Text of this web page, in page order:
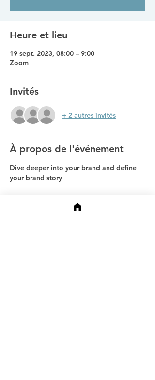
Heure et lieu
19 sept. 2023, 08:00 – 9:00
Zoom
Invités
+ 2 autres invités
À propos de l'événement
Dive deeper into your brand and define
your brand story
Partager cet événement